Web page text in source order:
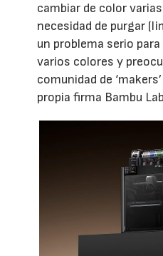
cambiar de color
necesidad de purgar
un problema serio
varios colores y
comunidad de
propia firma Bambu